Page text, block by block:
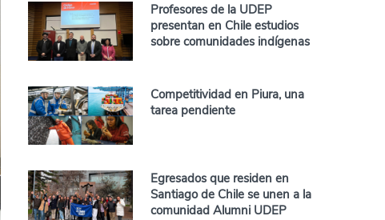
Profesores de la UDEP
presentan en Chile estudios
sobre comunidades indígenas
Competitividad en Piura, una
tarea pendiente
Egresados que residen en
Santiago de Chile se unen a la
comunidad Alumni UDEP